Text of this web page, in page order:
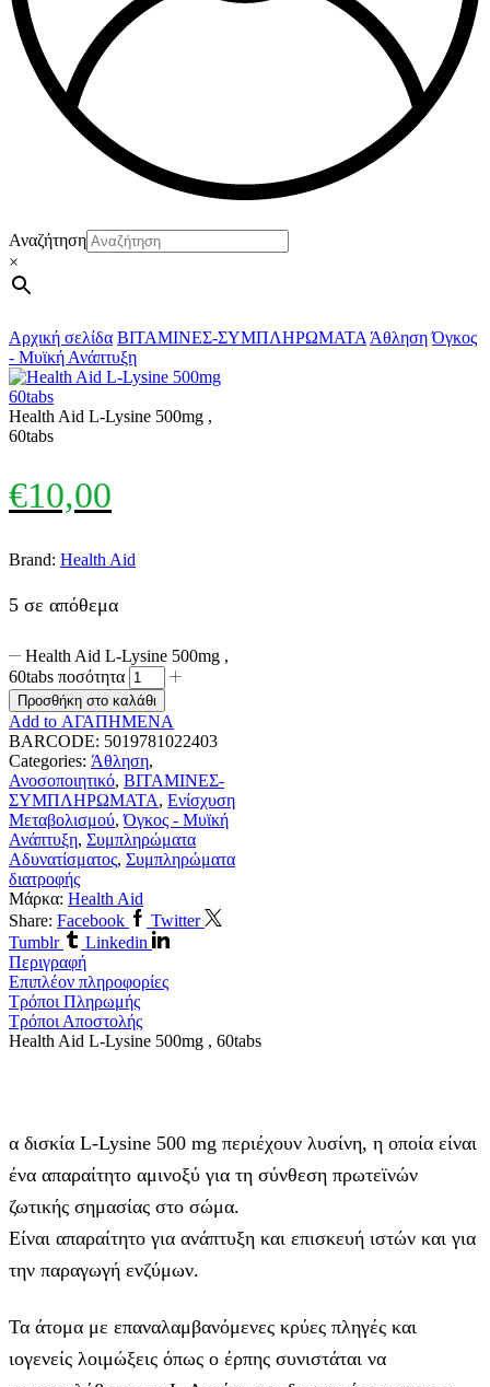
Αναζήτηση
×
Αρχική σελίδα ΒΙΤΑΜΙΝΕΣ-ΣΥΜΠΛΗΡΩΜΑΤΑ Άθληση Όγκος
- Μυϊκή Ανάπτυξη
Health Aid L-Lysine 500mg ,
60tabs
€10,00
Brand: Health Aid
5 σε απόθεμα
Health Aid L-Lysine 500mg ,
60tabs ποσότητα
Προσθήκη στο καλάθι
Add to ΑΓΑΠΗΜΕΝΑ
BARCODE: 5019781022403
Categories: Άθληση,
Ανοσοποιητικό, ΒΙΤΑΜΙΝΕΣ-
ΣΥΜΠΛΗΡΩΜΑΤΑ, Ενίσχυση
Μεταβολισμού,Όγκος - Μυϊκή
Ανάπτυξη, Συμπληρώματα
Αδυνατίσματος, Συμπληρώματα
διατροφής
Μάρκα: Health Aid
Share: Facebook
Twitter
Tumblr
Linkedin
Περιγραφή
Επιπλέον πληροφορίες
Τρόποι Πληρωμής
Τρόποι Αποστολής
Health Aid L-Lysine 500mg , 60tabs
α δισκία L-Lysine 500 mg περιέχουν λυσίνη, η οποία είναι
ένα απαραίτητο αμινοξύ για τη σύνθεση πρωτεϊνών
ζωτικής σημασίας στο σώμα.
Είναι απαραίτητο για ανάπτυξη και επισκευή ιστών και για
την παραγωγή ενζύμων.
Τα άτομα με επαναλαμβανόμενες κρύες πληγές και
ιογενείς λοιμώξεις όπως ο έρπης συνιστάται να